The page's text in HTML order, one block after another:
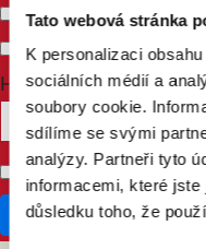
Tato webová stránka
K personalizaci
sociálních médií a
soubory cookie.
sdílíme se svými
analýzy. Partneři tyto
informacemi, které
důsledku toho, že
Send me email
Send me text messages
How many other
Don't publish my RSVP